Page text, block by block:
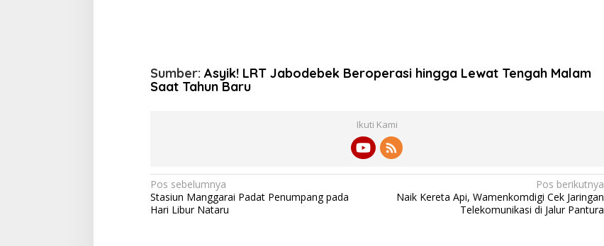
Sumber: Asyik! LRT Jabodebek Beroperasi hingga Lewat Tengah Malam
Saat Tahun Baru
Ikuti Kami
N
a
Pos sebelumnya
Stasiun Manggarai Padat Penumpang pada
Hari Libur Nataru
Pos berikutnya
Naik Kereta Api, Wamenkomdigi Cek Jaringan
Telekomunikasi di Jalur Pantura